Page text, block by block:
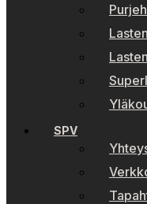
SPV